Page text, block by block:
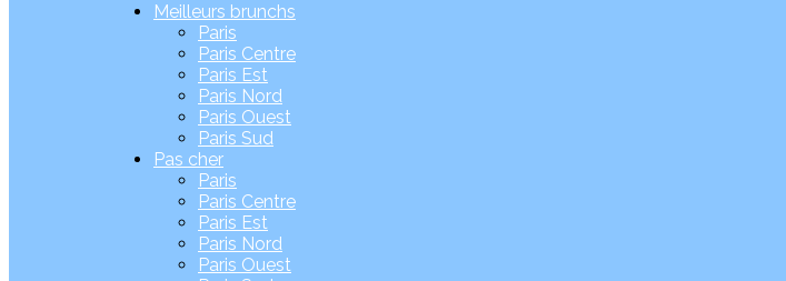
Meilleurs brunchs
Paris
Paris Centre
Paris Est
Paris Nord
Paris Ouest
Paris Sud
Pas cher
Paris
Paris Centre
Paris Est
Paris Nord
Paris Ouest